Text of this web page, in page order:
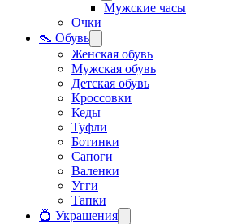
Мужские часы
Очки
👠 Обувь
Женская обувь
Мужская обувь
Детская обувь
Кроссовки
Кеды
Туфли
Ботинки
Сапоги
Валенки
Угги
Тапки
💍 Украшения